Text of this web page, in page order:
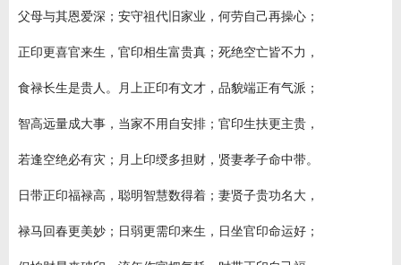
父母与其恩爱深；安守祖代旧家业，何劳自己再操心；
正印更喜官来生，官印相生富贵真；死绝空亡皆不力，
食禄长生是贵人。月上正印有文才，品貌端正有气派；
智高远量成大事，当家不用自安排；官印生扶更主贵，
若逢空绝必有灾；月上印绶多担财，贤妻孝子命中带。
日带正印福禄高，聪明智慧数得着；妻贤子贵功名大，
禄马回春更美妙；日弱更需印来生，日坐官印命运好；